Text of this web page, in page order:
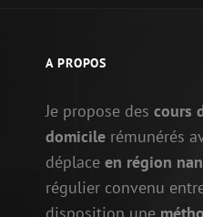
A PROPOS
Je propose des cours
domicile rémunérés
déplace en région
régulier convenu